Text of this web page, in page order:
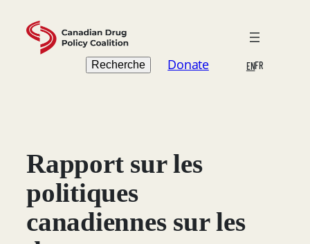
content
Search
Recherche Donate ENFR
Rapport sur les
politiques
canadiennes sur les